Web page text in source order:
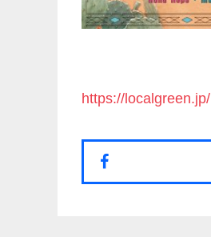
https://localgreen.jp/